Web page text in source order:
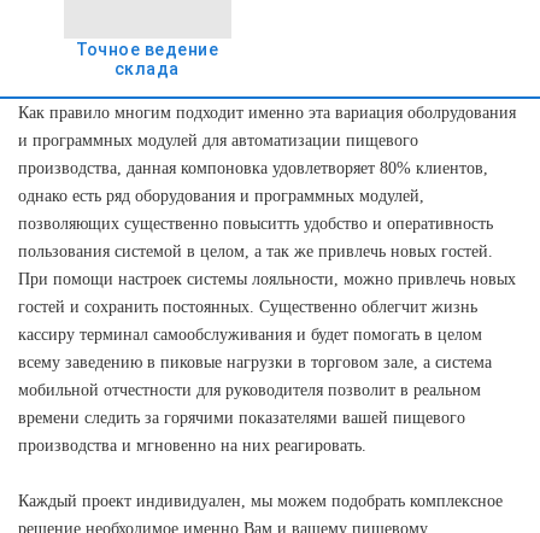
Точное ведение
склада
Как правило многим подходит именно эта вариация оболрудования
и программных модулей для автоматизации пищевого
производства, данная компоновка удовлетворяет 80% клиентов,
однако есть ряд оборудования и программных модулей,
позволяющих существенно повыситть удобство и оперативность
пользования системой в целом, а так же привлечь новых гостей.
При помощи настроек системы лояльности, можно привлечь новых
гостей и сохранить постоянных. Существенно облегчит жизнь
кассиру терминал самообслуживания и будет помогать в целом
всему заведению в пиковые нагрузки в торговом зале, а система
мобильной отчестности для руководителя позволит в реальном
времени следить за горячими показателями вашей пищевого
производства и мгновенно на них реагировать.
Каждый проект индивидуален, мы можем подобрать комплексное
решение необходимое именно Вам и вашему пищевому